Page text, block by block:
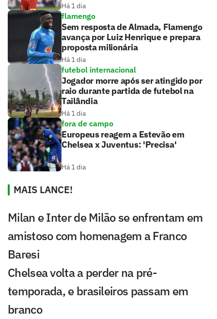
Há 1 dia
flamengo
Sem resposta de Almada, Flamengo
avança por Luiz Henrique e prepara
proposta milionária
Há 1 dia
futebol internacional
Jogador morre após ser atingido por
raio durante partida de futebol na
Tailândia
Há 1 dia
fora de campo
Europeus reagem a Estevão em
Chelsea x Juventus: 'Precisa'
Há 1 dia
MAIS LANCE!
Milan e Inter de Milão se enfrentam em
amistoso com homenagem a Franco
Baresi
Chelsea volta a perder na pré-
temporada, e brasileiros passam em
branco